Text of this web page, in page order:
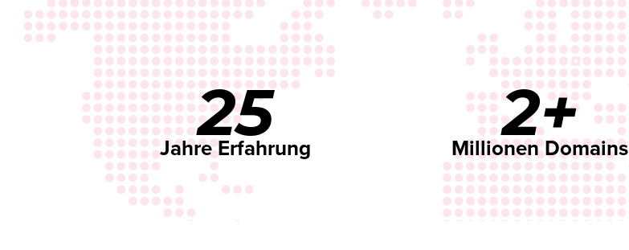
25
Jahre Erfahrung 2+
Millionen Domains